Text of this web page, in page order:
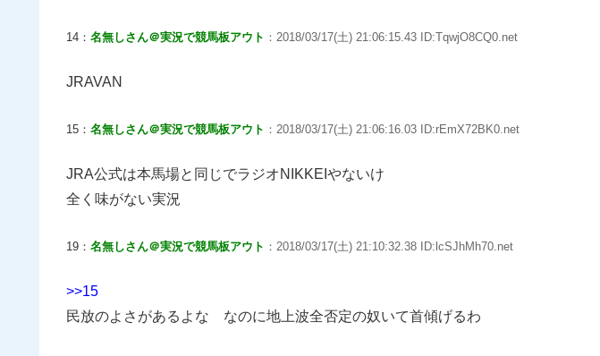
14： 名無しさん＠実況で競馬板アウト ：2018/03/17(土) 21:06:15.43 ID:TqwjO8CQ0.net
JRAVAN
15： 名無しさん＠実況で競馬板アウト ：2018/03/17(土) 21:06:16.03 ID:rEmX72BK0.net
JRA公式は本馬場と同じでラジオNIKKEIやないけ
全く味がない実況
19： 名無しさん＠実況で競馬板アウト ：2018/03/17(土) 21:10:32.38 ID:lcSJhMh70.net
>>15
民放のよさがあるよな なのに地上波全否定の奴いて首傾げるわ